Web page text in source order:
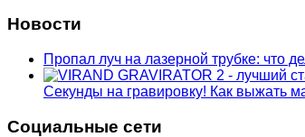
Новости
Пропал луч на лазерной трубке: что
Секунды на гравировку! Как выжать
Социальные сети